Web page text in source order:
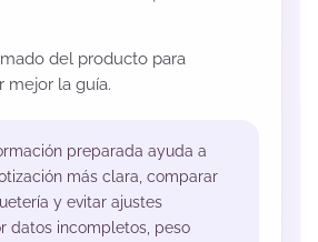
del producto para
mejor la guía.
preparada ayuda a
más clara, comparar
y evitar ajustes
datos incompletos, peso